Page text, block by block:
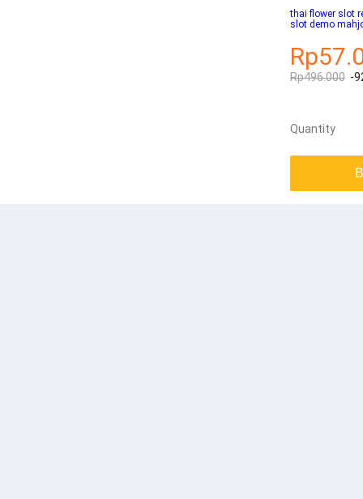
thai flower slot
slot demo
Rp496.000 -
Quantity